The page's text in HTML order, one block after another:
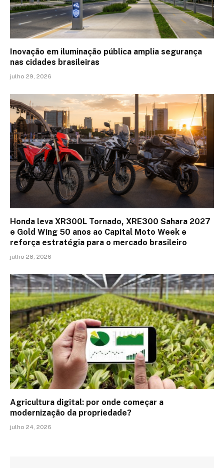
Inovação em iluminação pública amplia segurança
nas cidades brasileiras
julho 29, 2026
Honda leva XR300L Tornado, XRE300 Sahara 2027
e Gold Wing 50 anos ao Capital Moto Week e
reforça estratégia para o mercado brasileiro
julho 28, 2026
Agricultura digital: por onde começar a
modernização da propriedade?
julho 24, 2026